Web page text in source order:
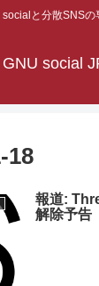
socialと分散SNSの
GNU social
18
報道:
解除予告